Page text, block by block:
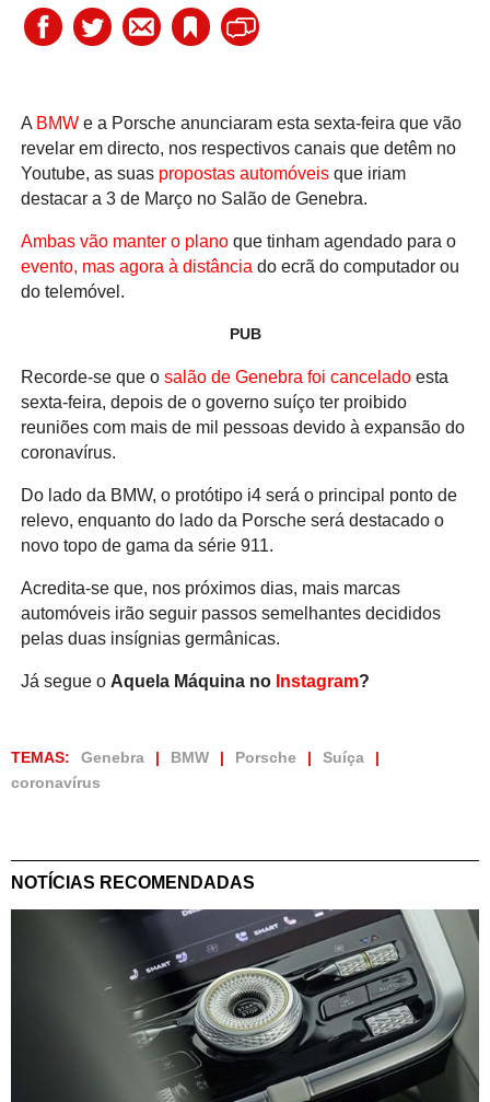
A BMWe a Porsche anunciaram esta sexta-feira que vão
revelar em directo, nos respectivos canais que detêm no
Youtube, as suas propostas automóveisque iriam
destacar a 3 de Março no Salão de Genebra.
Ambas vão manter o planoque tinham agendado para o
evento, mas agora à distância do ecrã do computador ou
do telemóvel.
PUB
Recorde-se que o salão de Genebra foi canceladoesta
sexta-feira, depois de o governo suíço ter proibido
reuniões com mais de mil pessoas devido à expansão do
coronavírus.
Do lado da BMW, o protótipo i4 será o principal ponto de
relevo, enquanto do lado da Porsche será destacado o
novo topo de gama da série 911.
Acredita-se que, nos próximos dias, mais marcas
automóveis irão seguir passos semelhantes decididos
pelas duas insígnias germânicas.
Já segue o Aquela Máquina no Instagram?
TEMAS: Genebra BMW Porsche
Suíça
coronavírus
NOTÍCIAS RECOMENDADAS